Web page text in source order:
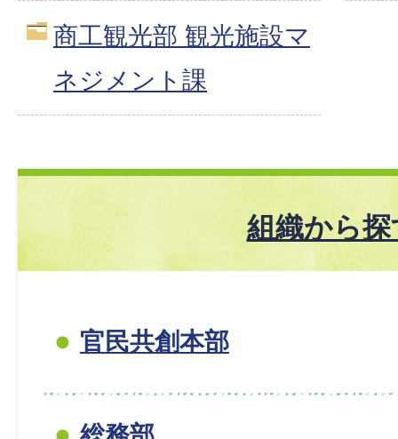
商工観光部 観光施設マ
ネジメント課
組織から探
官民共創本部